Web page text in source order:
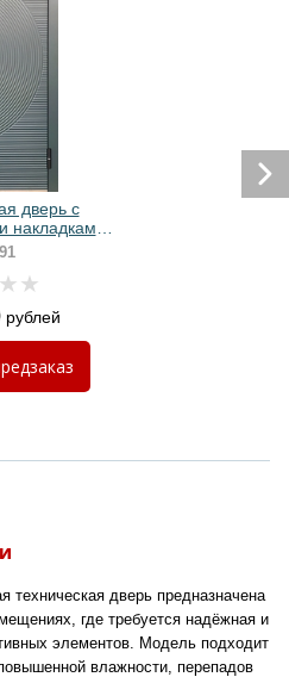
дверь с
RAL в серый
рублей
техническая дверь предназначена
где требуется надёжная и
элементов. Модель подходит
влажности, перепадов